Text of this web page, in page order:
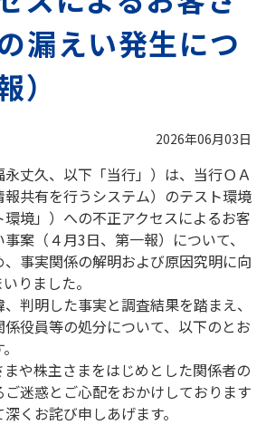
漏えい発生につ
）
2026年06月03日
丈久、以下「当行」）は、当行ＯＡ
共有を行うシステム）のテスト環境
環境」）への不正アクセスによるお客
案（４月3日、第一報）について、
事実関係の解明および原因究明に向
りました。
判明した事実と調査結果を踏まえ、
役員等の処分について、以下のとお
や株主さまをはじめとした関係者の
迷惑とご心配をおかけしております
くお詫び申しあげます。